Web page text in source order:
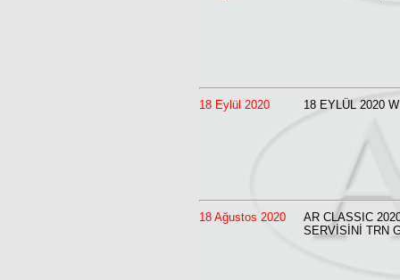
18 Eylül 2020 18 EYLÜL 2020
18 Ağustos 2020
AR CLASSIC
SERVİSİNİ TRN